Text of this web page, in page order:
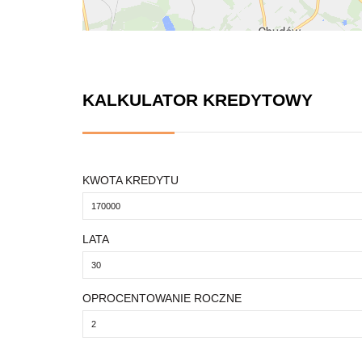
KALKULATOR KREDYTOWY
KWOTA KREDYTU
LATA
OPROCENTOWANIE ROCZNE